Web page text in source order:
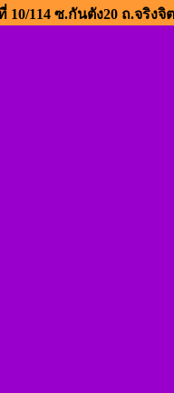
10/114 ซ.กันตัง20 ถ.จริงจิ